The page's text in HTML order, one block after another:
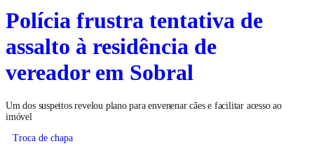
Polícia frustra tentativa de
assalto à residência de
vereador em Sobral
Um dos suspeitos revelou plano para envenenar cães e facilitar acesso ao
imóvel
Troca de chapa